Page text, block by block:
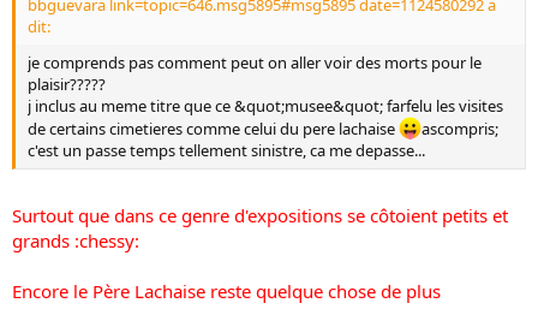
bbguevara link=topic=646.msg5895#msg5895 date=1124580292 a
dit:
je comprends pas comment peut on aller voir des morts pour le
plaisir?????
j inclus au meme titre que ce &quot;musee&quot; farfelu les visites
de certains cimetieres comme celui du pere lachaise
ascompris;
c'est un passe temps tellement sinistre, ca me depasse...
Surtout que dans ce genre d'expositions se côtoient petits et
grands :chessy:
Encore le Père Lachaise reste quelque chose de plus